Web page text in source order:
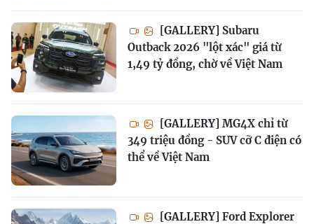
[GALLERY] Subaru
Outback 2026 "lột xác" giá từ
1,49 tỷ đồng, chờ về Việt Nam
[GALLERY] MG4X chỉ từ
349 triệu đồng - SUV cỡ C điện có
thể về Việt Nam
[GALLERY] Ford Explorer